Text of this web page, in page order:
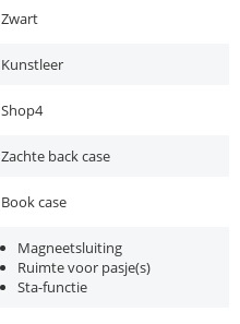
Zwart
Kunstleer
Shop4
Zachte back case
Book case
Magneetsluiting
Ruimte voor pasje(s)
Sta-functie